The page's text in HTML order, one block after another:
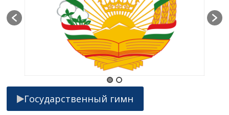
Государственный гимн